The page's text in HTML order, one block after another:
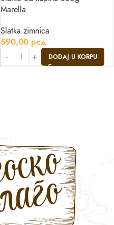
Marella
Slatka zimnica
590,00 рсд
DODAJ U KORPU